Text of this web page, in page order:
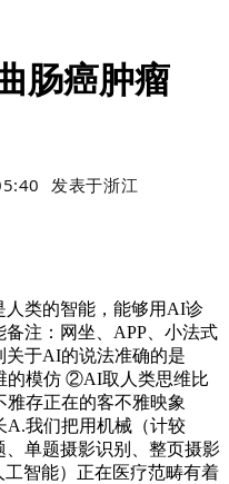
肠癌肿瘤
发表于浙江
类的智能，能够用AI诊
注：网坐、APP、小法式
关于AI的说法准确的是
的模仿 ②AI取人类思维比
存正在的客不雅映象
我们把用机械（计较
单题摄影识别、整页摄影
智能）正在医疗范畴有着